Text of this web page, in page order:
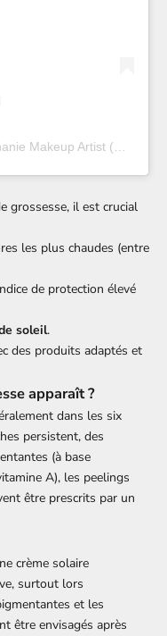
Une publication partagée par Stéphanie Makeup Artist (@stefannie_makeupartist)
grossesse, il est crucial
les plus chaudes (entre
de protection élevé
soleil.
des produits adaptés et
apparaît ?
dans les six
persistent, des
(à base
A), les peelings
être prescrits par un
crème solaire
surtout lors
et les
être envisagés après